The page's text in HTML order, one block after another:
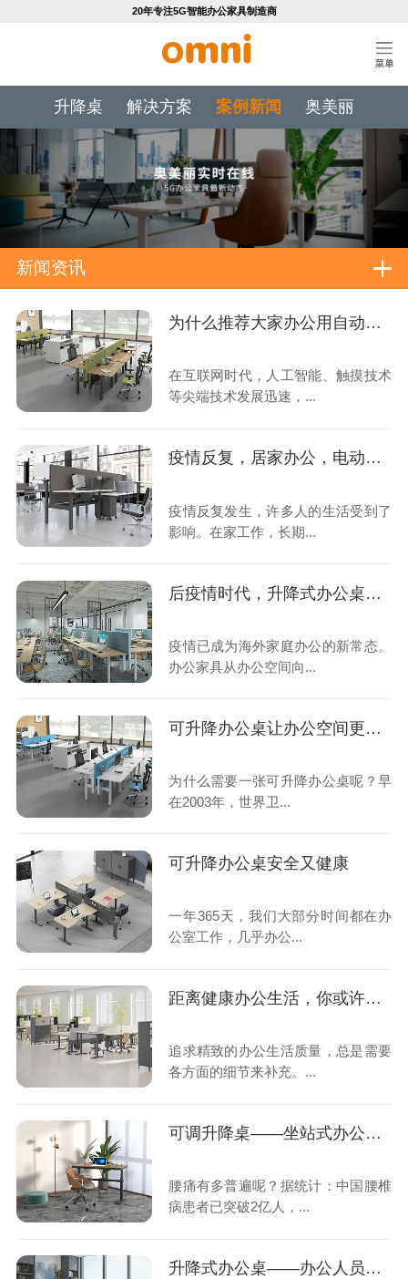
20年专注5G智能办公家具制造商
升降桌 解决方案 案例新闻 奥美丽
新闻资讯
为什么推荐大家办公用自动升降桌子？
在互联网时代，人工智能、触摸技术
等尖端技术发展迅速，...
疫情反复，居家办公，电动升降桌子更值得入手
疫情反复发生，许多人的生活受到了
影响。在家工作，长期...
后疫情时代，升降式办公桌需求增长
疫情已成为海外家庭办公的新常态。
办公家具从办公空间向...
可升降办公桌让办公空间更灵动
为什么需要一张可升降办公桌呢？早
在2003年，世界卫...
可升降办公桌安全又健康
一年365天，我们大部分时间都在办
公室工作，几乎办公...
距离健康办公生活，你或许还差一张可调升降桌
追求精致的办公生活质量，总是需要
各方面的细节来补充。...
可调升降桌——坐站式办公学习
腰痛有多普遍呢？据统计：中国腰椎
病患者已突破2亿人，...
升降式办公桌——办公人员的好选择